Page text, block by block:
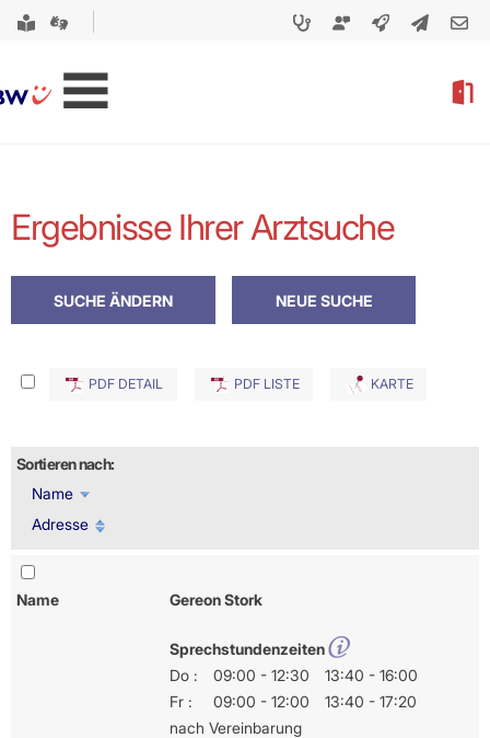
Ergebnisse Ihrer Arztsuche
PDF DETAIL PDF LISTE KARTE
Sortieren nach:
Name
Adresse
Name Gereon Stork
Sprechstundenzeiten
Do :
09:00 - 12:30
13:40 - 16:00
Fr :
09:00 - 12:00
13:40 - 17:20
nach Vereinbarung